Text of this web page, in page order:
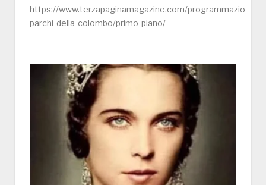
https://www.terzapaginamagazine.com/programmazione-
parchi-della-colombo/primo-piano/